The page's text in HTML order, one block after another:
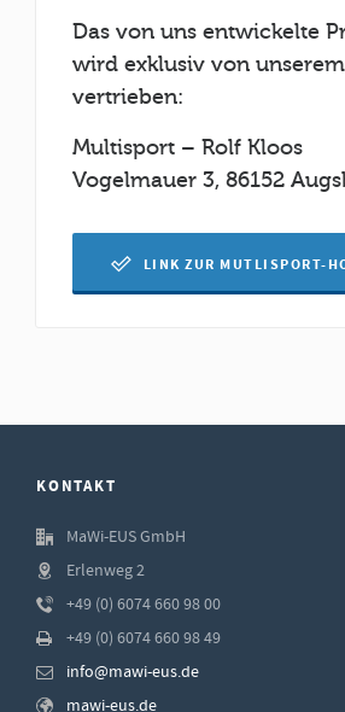
Das von uns entwickelte
wird exklusiv von
vertrieben:
Multisport – Rolf Kloos
Vogelmauer 3, 86152
LINK ZUR MUTLISPORT-
KONTAKT
MaWi-EUS GmbH
Erlenweg 2
+49 (0) 6074 660 98 00
+49 (0) 6074 660 98 49
info@mawi-eus.de
mawi-eus.de